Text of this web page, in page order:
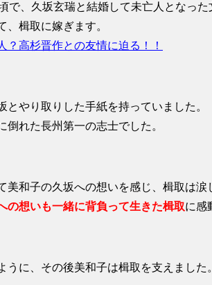
で、久坂玄瑞と結婚して未亡人となった
、楫取に嫁ぎます。
？高杉晋作との友情に迫る！！
とやり取りした手紙を持っていました。
倒れた長州第一の志士でした。
美和子の久坂への想いを感じ、楫取は涙
の想いも一緒に背負って生きた楫取に感
うに、その後美和子は楫取を支えました。